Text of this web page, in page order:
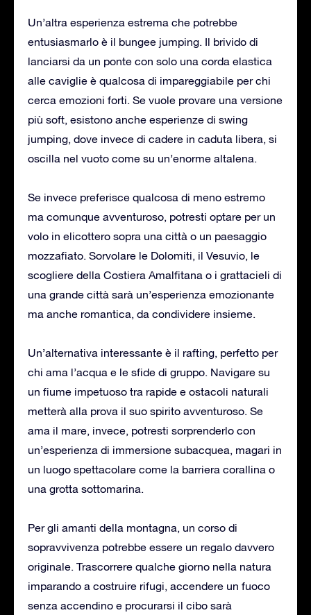
Un’altra esperienza estrema che potrebbe
entusiasmarlo è il bungee jumping. Il brivido di
lanciarsi da un ponte con solo una corda elastica
alle caviglie è qualcosa di impareggiabile per chi
cerca emozioni forti. Se vuole provare una versione
più soft, esistono anche esperienze di swing
jumping, dove invece di cadere in caduta libera, si
oscilla nel vuoto come su un’enorme altalena.
Se invece preferisce qualcosa di meno estremo
ma comunque avventuroso, potresti optare per un
volo in elicottero sopra una città o un paesaggio
mozzafiato. Sorvolare le Dolomiti, il Vesuvio, le
scogliere della Costiera Amalfitana o i grattacieli di
una grande città sarà un’esperienza emozionante
ma anche romantica, da condividere insieme.
Un’alternativa interessante è il rafting, perfetto per
chi ama l’acqua e le sfide di gruppo. Navigare su
un fiume impetuoso tra rapide e ostacoli naturali
metterà alla prova il suo spirito avventuroso. Se
ama il mare, invece, potresti sorprenderlo con
un’esperienza di immersione subacquea, magari in
un luogo spettacolare come la barriera corallina o
una grotta sottomarina.
Per gli amanti della montagna, un corso di
sopravvivenza potrebbe essere un regalo davvero
originale. Trascorrere qualche giorno nella natura
imparando a costruire rifugi, accendere un fuoco
senza accendino e procurarsi il cibo sarà